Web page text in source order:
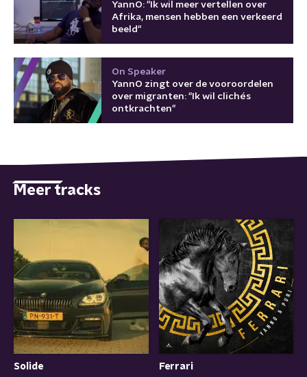
YannO: "Ik wil meer vertellen over
Afrika, mensen hebben een verkeerd
beeld"
On Speaker
YannO zingt over de vooroordelen
over migranten: "Ik wil clichés
ontkrachten"
Meer tracks
Solide
Ferrari